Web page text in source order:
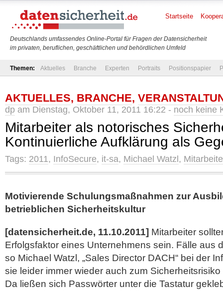
Deutschlands umfassendes Online-Portal für Fragen der Datensicherheit
im privaten, beruflichen, geschäftlichen und behördlichen Umfeld
Startseite
Themen: Aktuelles Branche Experten Portraits Positionspapier
AKTUELLES, BRANCHE,
dp am Dienstag, Oktober 11, 2011 16:22 - noch keine
Mitarbeiter als notorisches
Kontinuierliche Aufklärung als
Tags: 2011, InfoSecure, it-sa, Michael Watzl ,
Motivierende Schulungsmaßnahmen zur
betrieblichen Sicherheitskultur
[datensicherheit.de, 11.10.2011] Mitarbeiter
Erfolgsfaktor eines Unternehmens sein. Fälle aus
so Michael Watzl, „Sales Director DACH“ bei der
sie leider immer wieder auch zum
Da ließen sich Passwörter unter die Tastatur